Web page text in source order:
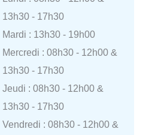
13h30 - 17h30
Mardi : 13h30 - 19h00
Mercredi : 08h30 - 12h00 &
13h30 - 17h30
Jeudi : 08h30 - 12h00 &
13h30 - 17h30
Vendredi : 08h30 - 12h00 &